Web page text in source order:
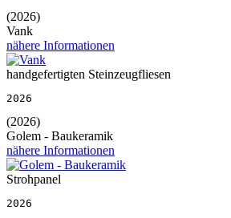
(2026)
Vank
nähere Informationen
handgefertigten Steinzeugfliesen
2026
(2026)
Golem - Baukeramik
nähere Informationen
Strohpanel
2026